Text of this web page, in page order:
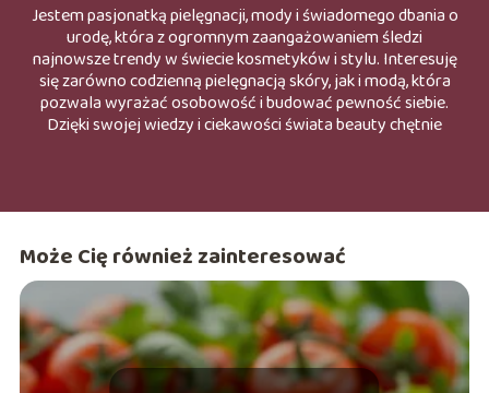
Jestem pasjonatką pielęgnacji, mody i świadomego dbania o
urodę, która z ogromnym zaangażowaniem śledzi
najnowsze trendy w świecie kosmetyków i stylu. Interesuję
się zarówno codzienną pielęgnacją skóry, jak i modą, która
pozwala wyrażać osobowość i budować pewność siebie.
Dzięki swojej wiedzy i ciekawości świata beauty chętnie
oraz stylu, wierząc, że odpowiednio dobrane kosmetyki i
trendami, ale jednocześnie promuje wygodę, naturalność i
autentyczność. W wolnym czasie lubię testować nowe
kosmetyki, śledzić nowinki ze świata mody oraz dzielić się
inspiracjami związanymi z urodą i stylem życia.
Może Cię również zainteresować